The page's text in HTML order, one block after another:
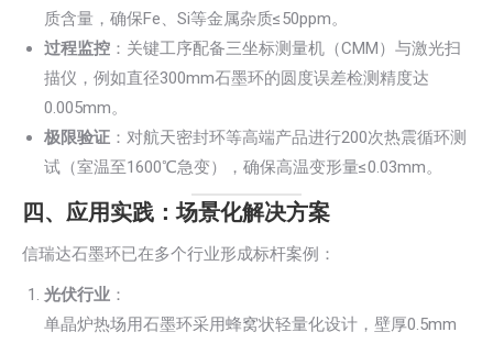
质含量，确保Fe、Si等金属杂质≤50ppm。
过程监控 ：关键工序配备三坐标测量机（CMM）与激光扫
描仪，例如直径300mm石墨环的圆度误差检测精度达
0.005mm。
极限验证 ：对航天密封环等高端产品进行200次热震循环测
试（室温至1600℃急变），确保高温变形量≤0.03mm。
四、应用实践：场景化解决方案
信瑞达石墨环已在多个行业形成标杆案例：
光伏行业 ：
单晶炉热场用石墨环采用蜂窝状轻量化设计，壁厚0.5mm